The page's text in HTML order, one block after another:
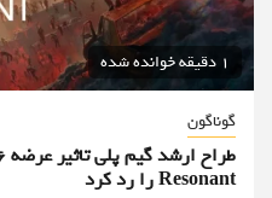
1 دقیقه خوانده شده
گوناگون
Resonant را رد کرد